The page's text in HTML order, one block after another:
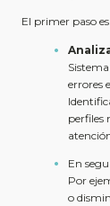
El primer paso
errores
perfiles
En
Por
o